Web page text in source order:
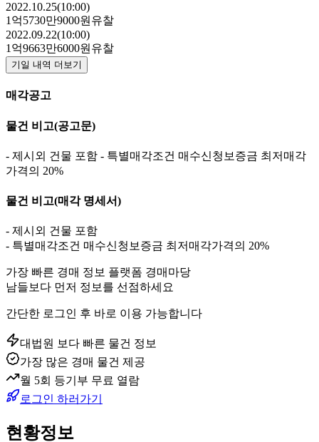
2022.10.25(10:00)
1억5730만9000원 유찰
2022.09.22(10:00)
1억9663만6000원 유찰
기일 내역 더보기
매각공고
물건 비고(공고문)
- 제시외 건물 포함 - 특별매각조건 매수신청보증금 최저매각
가격의 20%
물건 비고(매각 명세서)
- 제시외 건물 포함
- 특별매각조건 매수신청보증금 최저매각가격의 20%
가장 빠른 경매 정보 플랫폼 경매마당
남들보다 먼저 정보를 선점하세요
간단한 로그인 후 바로 이용 가능합니다
대법원 보다 빠른 물건 정보
가장 많은 경매 물건 제공
월 5회 등기부 무료 열람
로그인 하러가기
현황정보